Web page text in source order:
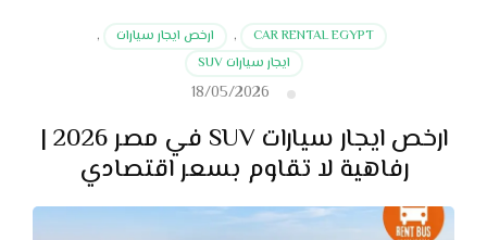
CAR RENTAL EGYPT
, ارخص ايجار سيارات
,
ايجار سيارات SUV
18/05/2026
ارخص ايجار سيارات SUV في مصر 2026 |
رفاهية لا تقاوم بسعر اقتصادي